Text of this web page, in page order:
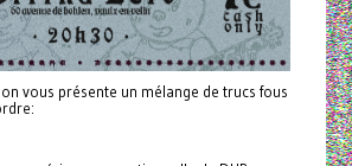
vous présente un mélange de trucs fous